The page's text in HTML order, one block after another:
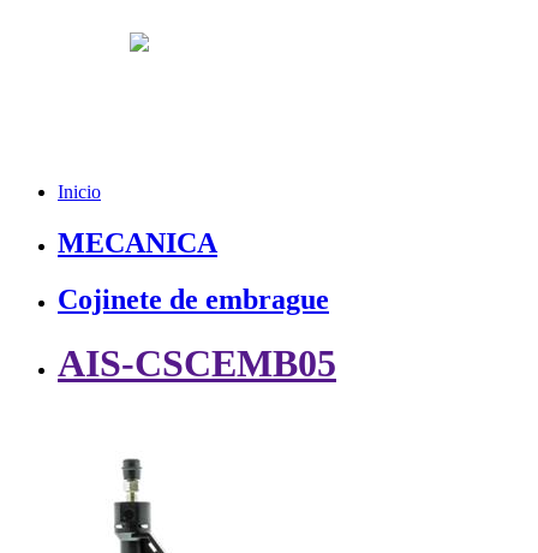
Inicio
MECANICA
Cojinete de embrague
AIS-CSCEMB05